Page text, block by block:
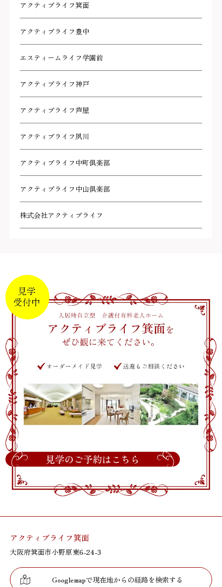
アクティブライフ箕面
アクティブライフ豊中
エスティームライフ学園前
アクティブライフ神戸
アクティブライフ芦屋
アクティブライフ夙川
アクティブライフ中町倶楽部
アクティブライフ中山倶楽部
株式会社アクティブライフ
見学のご予約はこちら
アクティブライフ箕面
大阪府箕面市小野原東6-24-3
Googlemapで現在地からの経路を検索する